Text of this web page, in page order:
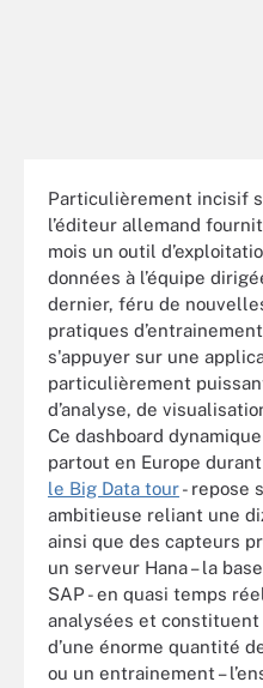
Particulièrement incisif
l’éditeur allemand
mois un outil
données à l’équipe
dernier, féru de
pratiques
s'appuyer sur une
particulièrement
d’analyse, de
Ce dashboard
partout en Europe
le Big Data tour- repose
ambitieuse reliant une
ainsi que des capteurs
un serveur Hana – la
SAP - en quasi temps
analysées et constituent
d’une énorme quantité
ou un entrainement –